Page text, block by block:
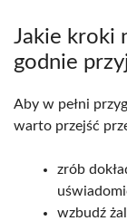
Jakie kroki
godnie
Aby w pełni
warto przejść
zrób
wzbudź